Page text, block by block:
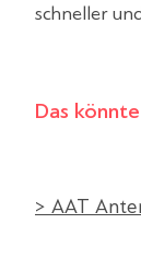
schneller
Das
> AAT